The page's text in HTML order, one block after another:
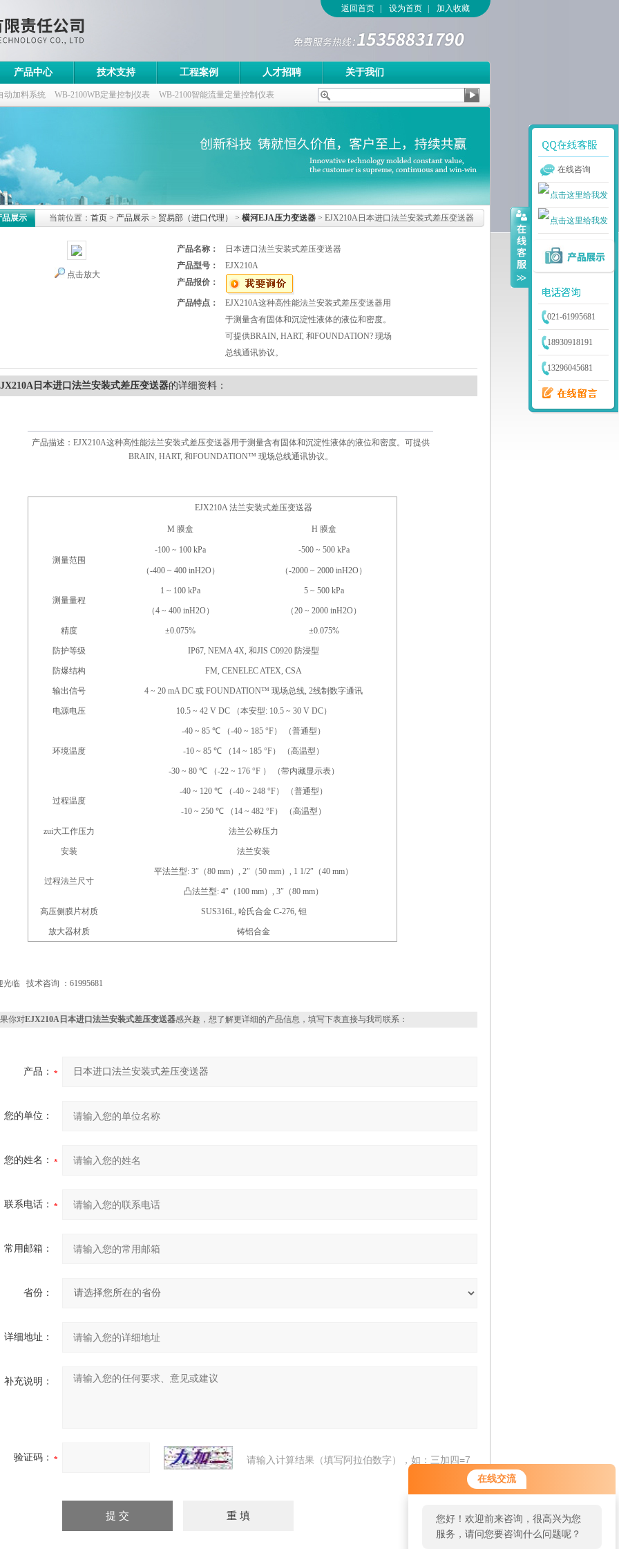
在线交流
您好！欢迎前来咨询，很高兴为您
服务，请问您要咨询什么问题呢？
返回首页 设为首页 加入收藏
产品中心 技术支持 工程案例 人才招聘 关于我们
动加料系统 WB-2100WB定量控制仪表 WB-2100智能流量定量控制仪表
品展示 当前位置： 首页 > 产品展示 > 贸易部（进口代理） > 横河EJA压力变送器 > EJX210A日本进口法兰安装式差压变送器
点击放大
产品名称：
日本进口法兰安装式差压变送器
产品型号：
EJX210A
产品报价：
产品特点：
EJX210A这种高性能法兰安装式差压变送器用
于测量含有固体和沉淀性液体的液位和密度。
可提供BRAIN, HART, 和FOUNDATION? 现场
总线通讯协议。
日本进口法兰安装式差压变送器的详细资料：
产品描述：EJX210A这种高性能法兰安装式差压变送器用于测量含有固体和沉淀性液体的液位和密度。可提供
BRAIN, HART, 和FOUNDATION™ 现场总线通讯协议。
EJX210A 法兰安装式差压变送器
M 膜盒 H 膜盒
测量范围
-100 ~ 100 kPa -500 ~ 500 kPa
（-400 ~ 400 inH2O） （-2000 ~ 2000 inH2O）
测量量程
1 ~ 100 kPa 5 ~ 500 kPa
（4 ~ 400 inH2O） （20 ~ 2000 inH2O）
精度 ±0.075% ±0.075%
防护等级 IP67, NEMA 4X, 和JIS C0920 防浸型
防爆结构 FM, CENELEC ATEX, CSA
输出信号 4 ~ 20 mA DC 或 FOUNDATION™ 现场总线, 2线制数字通讯
电源电压 10.5 ~ 42 V DC （本安型: 10.5 ~ 30 V DC）
环境温度
-40 ~ 85 ℃ （-40 ~ 185 °F） （普通型 ）
-10 ~ 85 ℃ （14 ~ 185 °F） （高温型 ）
-30 ~ 80 ℃ （-22 ~ 176 °F ） （带内藏显示表）
过程温度
-40 ~ 120 ℃ （-40 ~ 248 °F） （普通型 ）
-10 ~ 250 ℃ （14 ~ 482 °F） （高温型 ）
zui大工作压力 法兰公称压力
安装 法兰安装
过程法兰尺寸
平法兰型: 3″（80 mm）, 2″（50 mm）, 1 1/2″（40 mm）
凸法兰型: 4″（100 mm）, 3″（80 mm）
高压侧膜片材质 SUS316L, 哈氏合金 C-276, 钽
放大器材质 铸铝合金
光临 技术咨询 ：61995681
你对EJX210A日本进口法兰安装式差压变送器感兴趣，想了解更详细的产品信息，填写下表直接与我司联系：
产品：
您的单位：
您的姓名：
联系电话：
常用邮箱：
省份：
详细地址：
补充说明：
验证码： 请输入计算结果（填写阿拉伯数字），如：三加四=7
在线咨询
021-61995681
18930918191
13296045681